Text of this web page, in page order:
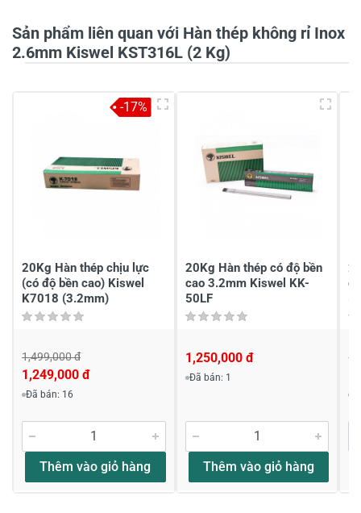
Tiêu đề của nhận xét *
Viết nhận xét của bạn vào bên dưới
Gửi nhận xét
Sản phẩm liên quan với Hàn thép không rỉ Inox
2.6mm Kiswel KST316L (2 Kg)
20Kg Hàn thép chịu lực
(có độ bền cao) Kiswel
K7018 (3.2mm)
1,499,000 đ
1,249,000 đ
Đã bán: 16
Thêm vào giỏ hàng
-17%
20Kg Hàn thép có độ bền
cao 3.2mm Kiswel KK-
50LF
1,250,000 đ
Đã bán: 1
Thêm vào giỏ hàng